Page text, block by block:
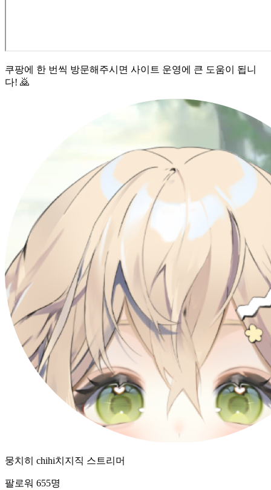
쿠팡에 한 번씩 방문해주시면 사이트 운영에 큰 도움이 됩니
다! 🙇
뭉치히 chihi치지직 스트리머
팔로워 655명